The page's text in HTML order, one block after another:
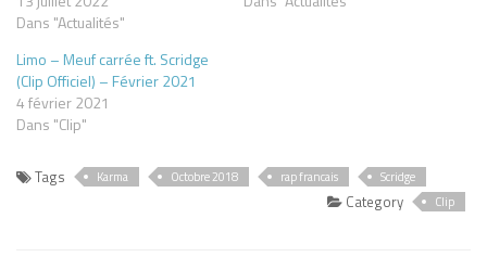
Dans "Actualités"
Limo – Meuf carrée ft. Scridge
(Clip Officiel) – Février 2021
4 février 2021
Dans "Clip"
Tags Karma Octobre 2018 rap francais Scridge
Category Clip